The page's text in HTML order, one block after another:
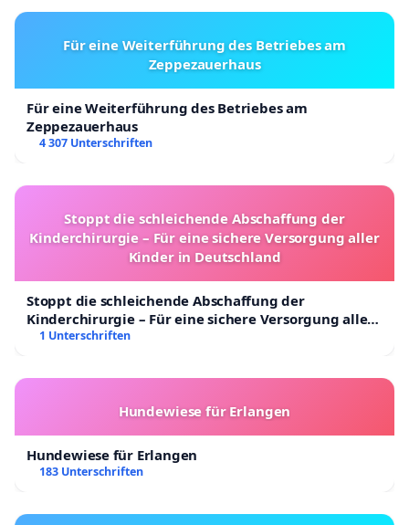
Für eine Weiterführung des Betriebes am
Zeppezauerhaus
Für eine Weiterführung des Betriebes am
Zeppezauerhaus
4 307 Unterschriften
Stoppt die schleichende Abschaffung der
Kinderchirurgie – Für eine sichere Versorgung aller
Kinder in Deutschland
Stoppt die schleichende Abschaffung der
Kinderchirurgie – Für eine sichere Versorgung aller
Kinder in Deutschland
1 Unterschriften
Hundewiese für Erlangen
Hundewiese für Erlangen
183 Unterschriften